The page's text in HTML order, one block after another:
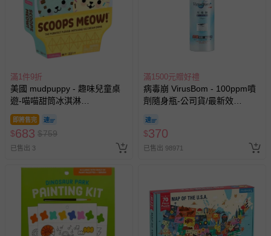
針對滿件折/滿額贈…等活動，如因部份退貨，而該訂單保
留商品未達活動門檻，將以原價計算，活動贈品亦需一併退
回。
部分商品依據消費者保護法的規定，不適用七天鑑賞期/猶
豫期範圍：
易於腐敗、保存期限較短或解約時即將逾期（例如生鮮
商品、食品等）。
客製化商品（例如客製生日書、姓名貼等）。
報紙、期刊或雜誌（惟書籍如經拆封、使用，則酌收整
新費用）。
經消費者拆封之影音商品或電腦軟體（例如 DVD、CD
等）。
非以有形媒介提供之數位內容或一經提供即為完成之線
上服務，經消費者事先同意始提供（例如線上課程、遊
滿1件9折
美國 mudpuppy - 趣味兒童桌
遊-喵喵甜筒冰淇淋
(17.7x4.7x21)
即將售完
$683 $759
已售出 3
滿1500元贈好禮
病毒崩 VirusBom - 100ppm噴
劑隨身瓶-公司貨/最新效
$370
已售出 98971